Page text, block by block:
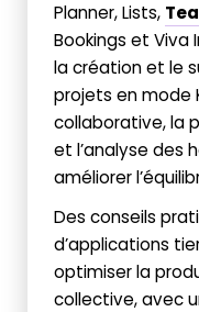
Planner, Lists,
Bookings et Viva
la création et le
projets en mode
collaborative, la
et l’analyse des
améliorer
Des conseils
d’applications
optimiser la
collective, avec